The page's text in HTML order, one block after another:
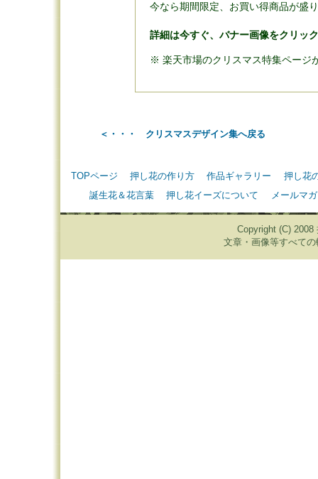
今なら期間限定、お買い得商品が盛
詳細は今すぐ、バナー画像をクリッ
※ 楽天市場のクリスマス特集ページ
＜・・・ クリスマスデザイン集へ戻る
TOPページ 押し花の作り方 作品ギャラリー
押し花
誕生花＆花言葉
押し花イーズについて メールマ
Copyright (C)
文章・画像等すべて